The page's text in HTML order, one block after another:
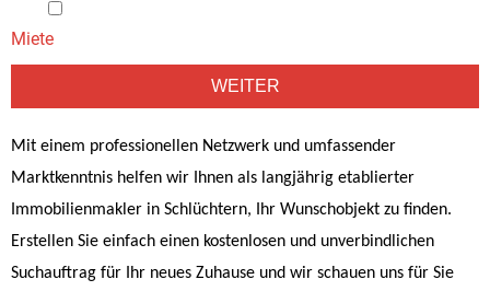
Miete
WEITER
l
t
e
r
n
Mit einem professionellen Netzwerk und umfassender
Marktkenntnis helfen wir Ihnen als langjährig etablierter
Immobilienmakler in Schlüchtern, Ihr Wunschobjekt zu finden.
Erstellen Sie einfach einen kostenlosen und unverbindlichen
Suchauftrag für Ihr neues Zuhause und wir schauen uns für Sie